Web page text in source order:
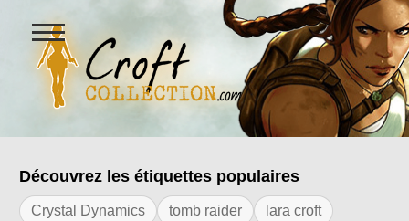
Figurines Lara Croft et
Ouvrir
le
menu
Résultats de l'étiquette "goodies"
Découvrez les étiquettes populaires
Crystal Dynamics tomb raider
lara croft